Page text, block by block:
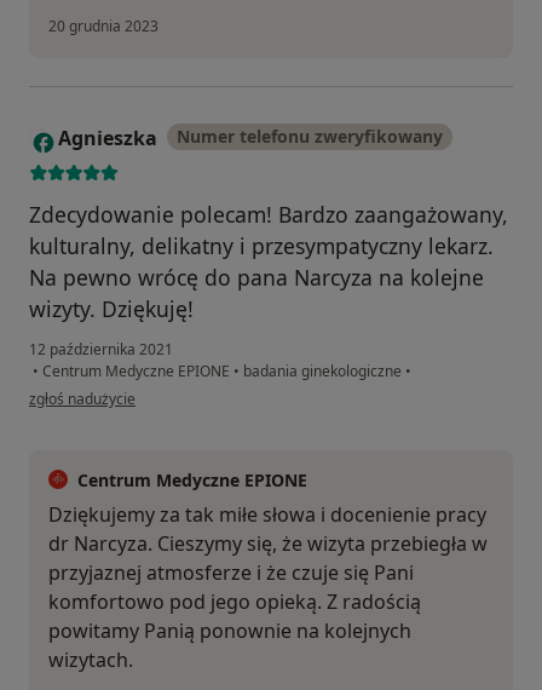
20 grudnia 2023
A Agnieszka Numer telefonu zweryfikowany
Zdecydowanie polecam! Bardzo zaangażowany,
kulturalny, delikatny i przesympatyczny lekarz.
Na pewno wrócę do pana Narcyza na kolejne
wizyty. Dziękuję!
12 października 2021
• Centrum Medyczne EPIONE • badania ginekologiczne •
w opinii użytkownika Agnieszka
zgłoś nadużycie
Centrum Medyczne EPIONE
Dziękujemy za tak miłe słowa i docenienie pracy
dr Narcyza. Cieszymy się, że wizyta przebiegła w
przyjaznej atmosferze i że czuje się Pani
komfortowo pod jego opieką. Z radością
powitamy Panią ponownie na kolejnych
wizytach.